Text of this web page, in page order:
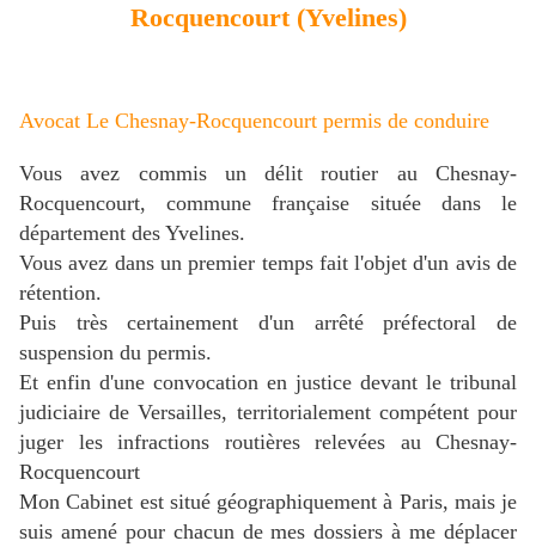
Rocquencourt (Yvelines)
Avocat Le Chesnay-Rocquencourt permis de conduire
Vous avez commis un délit routier au Chesnay-
Rocquencourt, commune française située dans le
département des Yvelines.
Vous avez dans un premier temps fait l'objet d'un avis de
rétention.
Puis très certainement d'un arrêté préfectoral de
suspension du permis.
Et enfin d'une convocation en justice devant le tribunal
judiciaire de Versailles, territorialement compétent pour
juger les infractions routières relevées au Chesnay-
Rocquencourt
Mon Cabinet est situé géographiquement à Paris, mais je
suis amené pour chacun de mes dossiers à me déplacer